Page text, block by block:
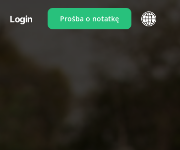
Login Prośba o notatkę